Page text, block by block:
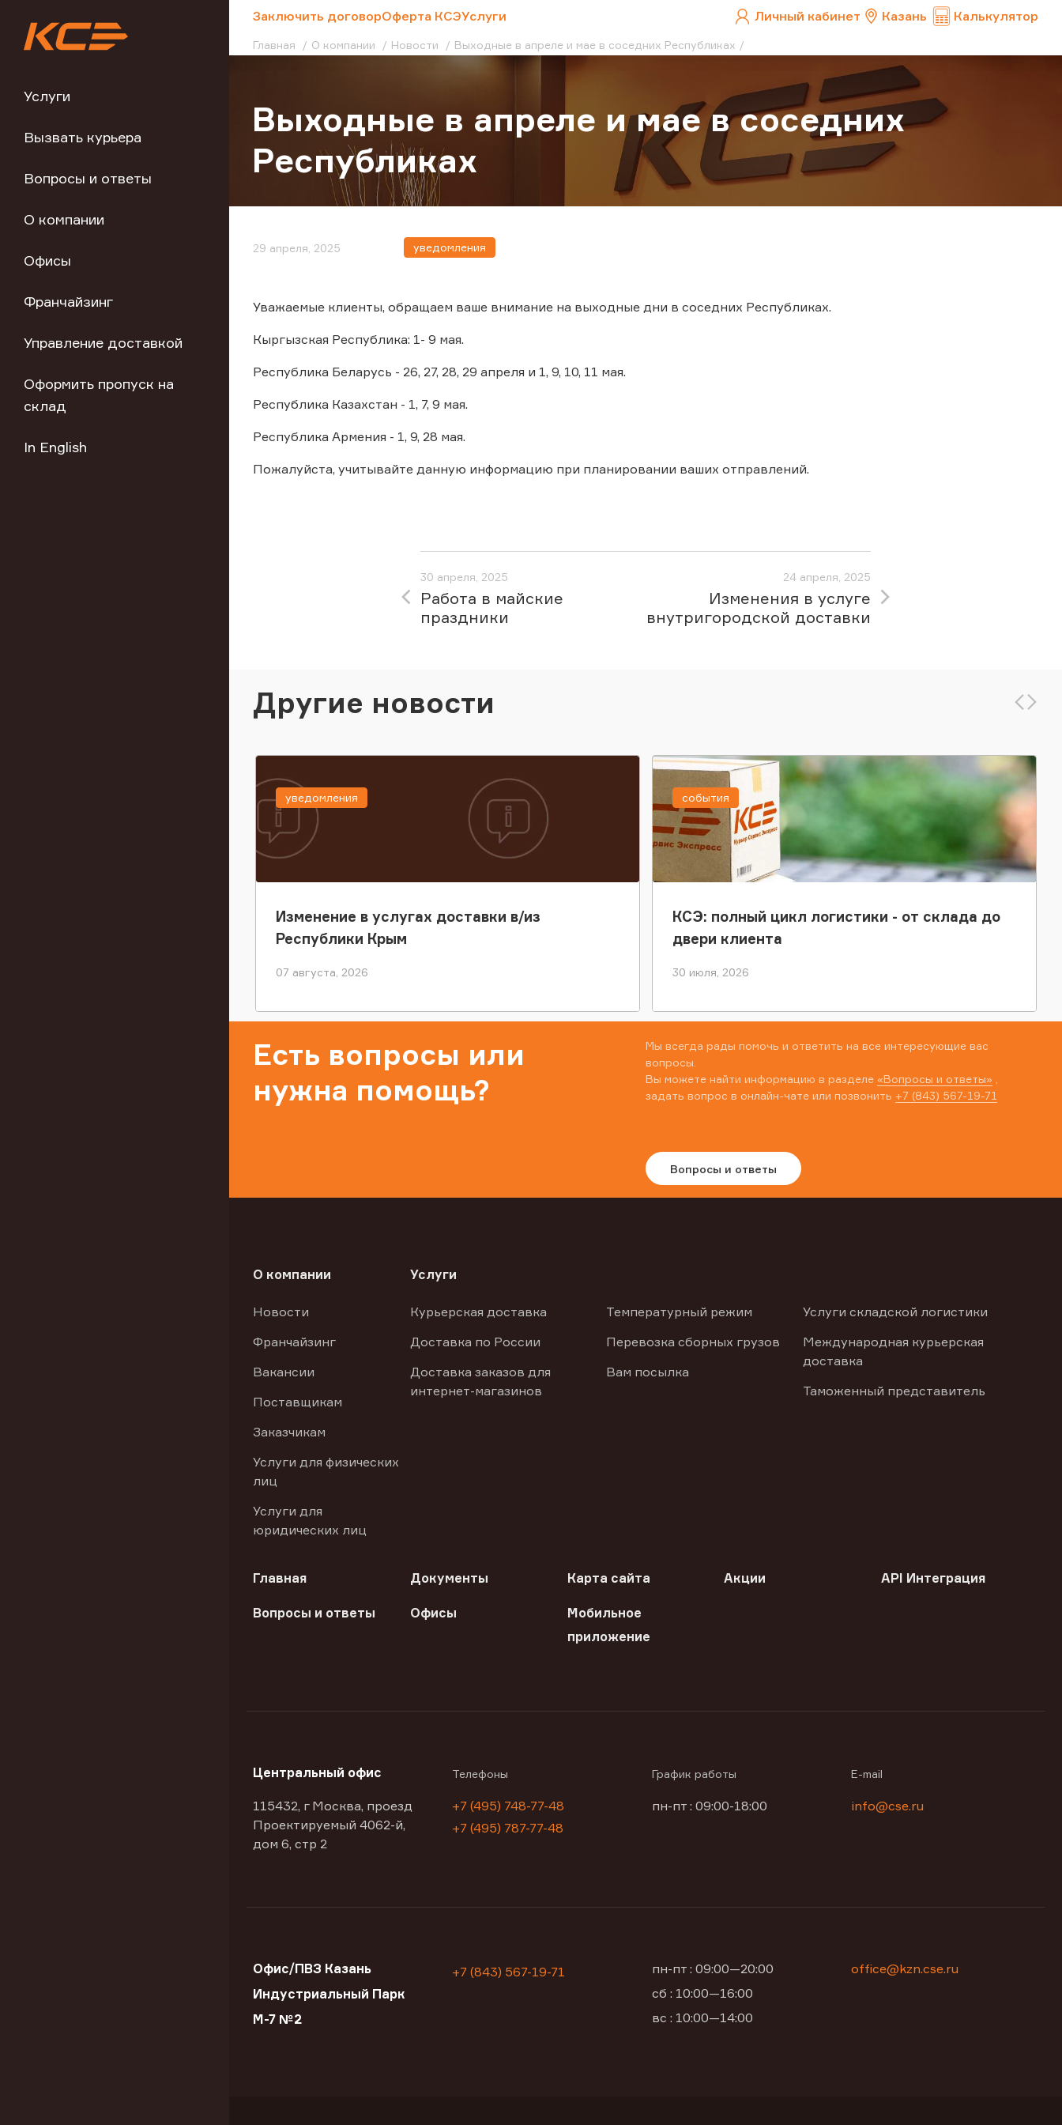
Услуги
Вызвать курьера
Вопросы и ответы
О компании
Офисы
Франчайзинг
Управление доставкой
Оформить пропуск на
склад
In English
Заключить договорОферта КСЭУслуги Личный кабинет Казань Калькулятор
Главная О компании Новости Выходные в апреле и мае в соседних Республиках
Выходные в апреле и мае в соседних
Республиках
29 апреля, 2025 уведомления
Уважаемые клиенты, обращаем ваше внимание на выходные дни в соседних Республиках.
Кыргызская Республика: 1- 9 мая.
Республика Беларусь - 26, 27, 28, 29 апреля и 1, 9, 10, 11 мая.
Республика Казахстан - 1, 7, 9 мая.
Республика Армения - 1, 9, 28 мая.
Пожалуйста, учитывайте данную информацию при планировании ваших отправлений.
30 апреля, 2025
Работа в майские
праздники
24 апреля, 2025
Изменения в услуге
внутригородской доставки
Другие новости
Изменение в услугах доставки в/из
Республики Крым
07 августа, 2026
уведомления
КСЭ: полный цикл логистики - от склада до
двери клиента
30 июля, 2026
события
Есть вопросы или
нужна помощь?
Мы всегда рады помочь и ответить на все интересующие вас
вопросы.
Вы можете найти информацию в разделе «Вопросы и ответы»
задать вопрос в онлайн-чате или позвонить +7 (843) 567-19-71
Вопросы и ответы
О компании
Новости
Франчайзинг
Вакансии
Поставщикам
Заказчикам
Услуги для физических
лиц
Услуги для
юридических лиц
Услуги
Курьерская доставка
Доставка по России
Доставка заказов для
интернет-магазинов
Температурный режим
Перевозка сборных грузов
Вам посылка
Услуги складской логистики
Международная курьерская
доставка
Таможенный представитель
Главная Документы Карта сайта Акции API Интеграция
Вопросы и ответы Офисы
Мобильное
приложение
Центральный офис
115432, г Москва, проезд
Проектируемый 4062-й,
дом 6, стр 2
Телефоны
+7 (495) 748-77-48
+7 (495) 787-77-48
График работы
пн-пт : 09:00-18:00
E-mail
info@cse.ru
Офис/ПВЗ Казань
Индустриальный Парк
М-7 №2
+7 (843) 567-19-71
пн-пт : 09:00—20:00
сб : 10:00—16:00
вс : 10:00—14:00
office@kzn.cse.ru